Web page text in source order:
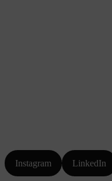
Instagram LinkedIn